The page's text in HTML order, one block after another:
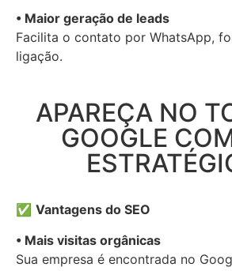
• Maior geração de leads
Facilita o contato por WhatsApp,
ligação.
APAREÇA NO
GOOGLE
✅ Vantagens do SEO
• Mais visitas orgânicas
Sua empresa é encontrada no